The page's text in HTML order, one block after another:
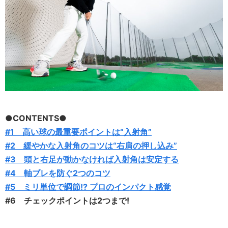
●CONTENTS●
#1 高い球の最重要ポイントは“入射角”
#2 緩やかな入射角のコツは“右肩の押し込み”
#3 頭と右足が動かなければ入射角は安定する
#4 軸ブレを防ぐ2つのコツ
#5 ミリ単位で調節!? プロのインパクト感覚
#6 チェックポイントは2つまで!